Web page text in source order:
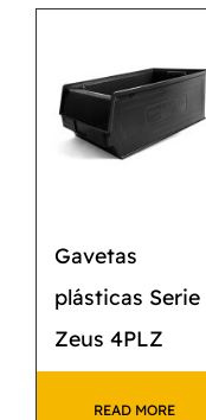
Gavetas
plásticas Serie
Zeus 4PLZ
READ MORE